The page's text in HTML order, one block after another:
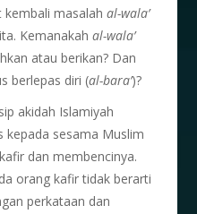
kembali masalahal-wala’
Kemanakahal-wala’
atau berikan? Dan
berlepas diri (al-bara’)?
akidah Islamiyah
kepada sesama Muslim
dan membencinya.
orang kafir tidak berarti
perkataan dan